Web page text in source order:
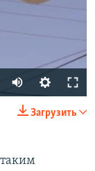
Загрузить